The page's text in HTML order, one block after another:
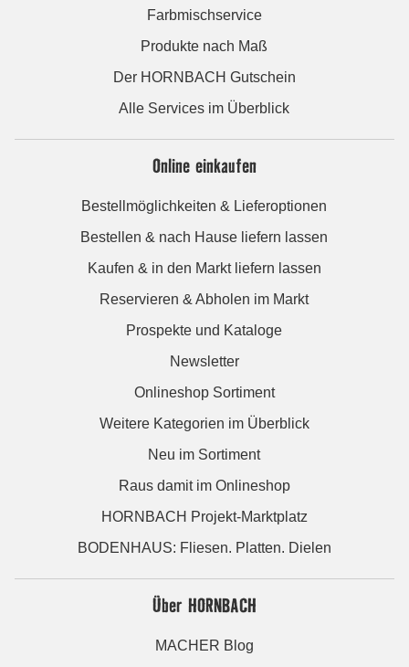
Farbmischservice
Produkte nach Maß
Der HORNBACH Gutschein
Alle Services im Überblick
Online einkaufen
Bestellmöglichkeiten & Lieferoptionen
Bestellen & nach Hause liefern lassen
Kaufen & in den Markt liefern lassen
Reservieren & Abholen im Markt
Prospekte und Kataloge
Newsletter
Onlineshop Sortiment
Weitere Kategorien im Überblick
Neu im Sortiment
Raus damit im Onlineshop
HORNBACH Projekt-Marktplatz
BODENHAUS: Fliesen. Platten. Dielen
Über HORNBACH
MACHER Blog